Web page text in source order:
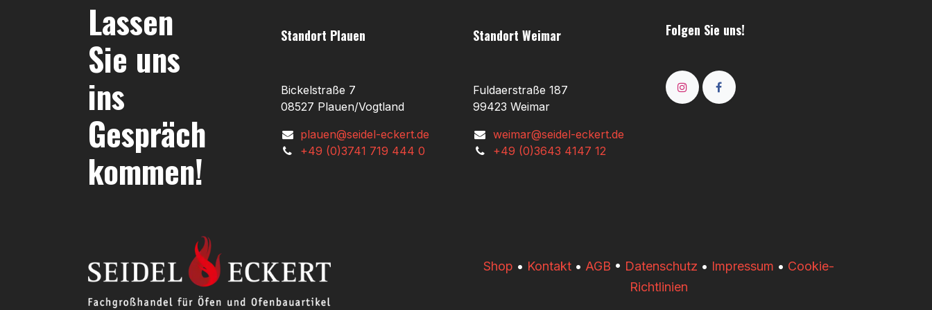
Lassen
Sie uns
ins
Gespräch
kommen!
Folgen Sie uns!
Standort Plauen
Bickelstraße 7
08527 Plauen/Vogtland
plauen@seidel-eckert.de
+49 (0)3741 719 444 0
Standort Weimar
Fuldaerstraße 187
99423 Weimar
weimar@seidel-eckert.de
+49 (0)3643 4147 12
​​Shop • Kontakt• AGB • Datenschutz • Impressum • Cookie-
Richtlinien